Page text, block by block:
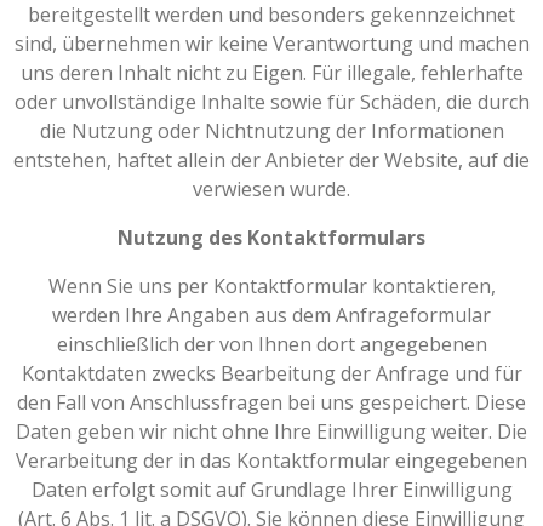
bereitgestellt werden und besonders gekennzeichnet
sind, übernehmen wir keine Verantwortung und machen
uns deren Inhalt nicht zu Eigen. Für illegale, fehlerhafte
oder unvollständige Inhalte sowie für Schäden, die durch
die Nutzung oder Nichtnutzung der Informationen
entstehen, haftet allein der Anbieter der Website, auf die
verwiesen wurde.
Nutzung des Kontaktformulars
Wenn Sie uns per Kontaktformular kontaktieren,
werden Ihre Angaben aus dem Anfrageformular
einschließlich der von Ihnen dort angegebenen
Kontaktdaten zwecks Bearbeitung der Anfrage und für
den Fall von Anschlussfragen bei uns gespeichert. Diese
Daten geben wir nicht ohne Ihre Einwilligung weiter. Die
Verarbeitung der in das Kontaktformular eingegebenen
Daten erfolgt somit auf Grundlage Ihrer Einwilligung
(Art. 6 Abs. 1 lit. a DSGVO). Sie können diese Einwilligung